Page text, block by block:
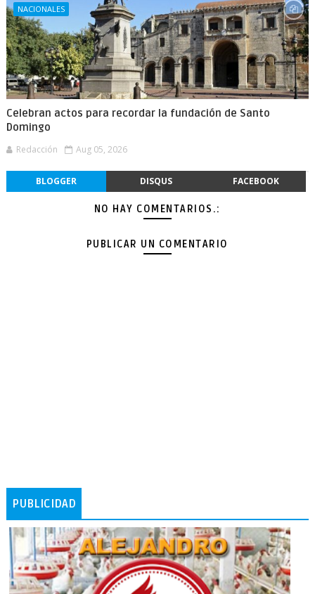
NACIONALES
Celebran actos para recordar la fundación de Santo
Domingo
Redacción Aug 05, 2026
BLOGGER DISQUS FACEBOOK
NO HAY COMENTARIOS.:
PUBLICAR UN COMENTARIO
PUBLICIDAD